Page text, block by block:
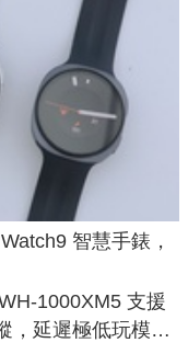
智慧手錶，
1000XM5 支援
，延遲極低玩模擬